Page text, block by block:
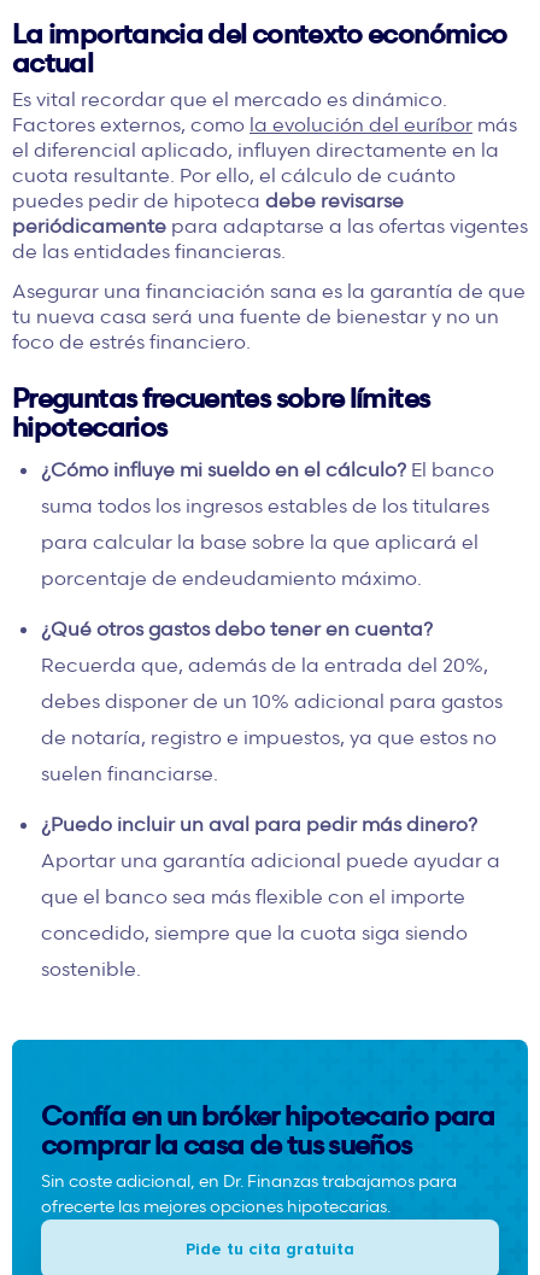
La importancia del contexto económico
actual
Es vital recordar que el mercado es dinámico.
Factores externos, como la evolución del euríbor más
el diferencial aplicado, influyen directamente en la
cuota resultante. Por ello, el cálculo de cuánto
puedes pedir de hipoteca debe revisarse
periódicamente para adaptarse a las ofertas vigentes
de las entidades financieras.
Asegurar una financiación sana es la garantía de que
tu nueva casa será una fuente de bienestar y no un
foco de estrés financiero.
Preguntas frecuentes sobre límites
hipotecarios
¿Cómo influye mi sueldo en el cálculo? El banco
suma todos los ingresos estables de los titulares
para calcular la base sobre la que aplicará el
porcentaje de endeudamiento máximo.
¿Qué otros gastos debo tener en cuenta?
Recuerda que, además de la entrada del 20%,
debes disponer de un 10% adicional para gastos
de notaría, registro e impuestos, ya que estos no
suelen financiarse.
¿Puedo incluir un aval para pedir más dinero?
Aportar una garantía adicional puede ayudar a
que el banco sea más flexible con el importe
concedido, siempre que la cuota siga siendo
sostenible.
Confía en un bróker hipotecario para
comprar la casa de tus sueños
Sin coste adicional, en Dr. Finanzas trabajamos para
ofrecerte las mejores opciones hipotecarias.
Pide tu cita gratuita